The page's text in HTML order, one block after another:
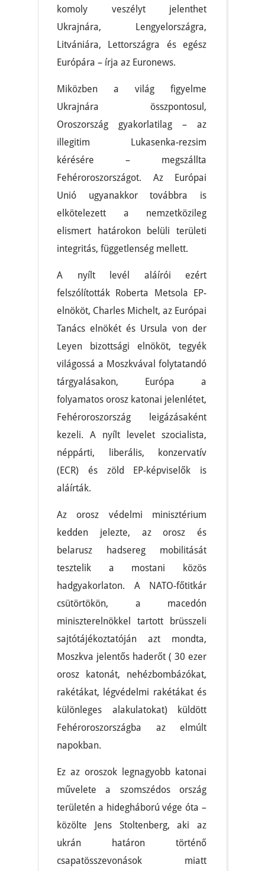
komoly veszélyt jelenthet
Ukrajnára, Lengyelországra,
Litvániára, Lettországra és egész
Európára – írja az Euronews.
Miközben a világ figyelme
Ukrajnára összpontosul,
Oroszország gyakorlatilag – az
illegitim Lukasenka-rezsim
kérésére – megszállta
Fehéroroszországot. Az Európai
Unió ugyanakkor továbbra is
elkötelezett a nemzetközileg
elismert határokon belüli területi
integritás, függetlenség mellett.
A nyílt levél aláírói ezért
felszólították Roberta Metsola EP-
elnököt, Charles Michelt, az Európai
Tanács elnökét és Ursula von der
Leyen bizottsági elnököt, tegyék
világossá a Moszkvával folytatandó
tárgyalásakon, Európa a
folyamatos orosz katonai jelenlétet,
Fehéroroszország leigázásaként
kezeli. A nyílt levelet szocialista,
néppárti, liberális, konzervatív
(ECR) és zöld EP-képviselők is
aláírták.
Az orosz védelmi minisztérium
kedden jelezte, az orosz és
belarusz hadsereg mobilitását
tesztelik a mostani közös
hadgyakorlaton. A NATO-főtitkár
csütörtökön, a macedón
miniszterelnökkel tartott brüsszeli
sajtótájékoztatóján azt mondta,
Moszkva jelentős haderőt ( 30 ezer
orosz katonát, nehézbombázókat,
rakétákat, légvédelmi rakétákat és
különleges alakulatokat) küldött
Fehéroroszországba az elmúlt
napokban.
Ez az oroszok legnagyobb katonai
művelete a szomszédos ország
területén a hidegháború vége óta –
közölte Jens Stoltenberg, aki az
ukrán határon történő
csapatösszevonások miatt